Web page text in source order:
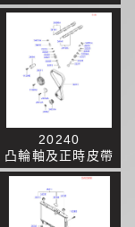
20240
凸輪軸及正時皮帶